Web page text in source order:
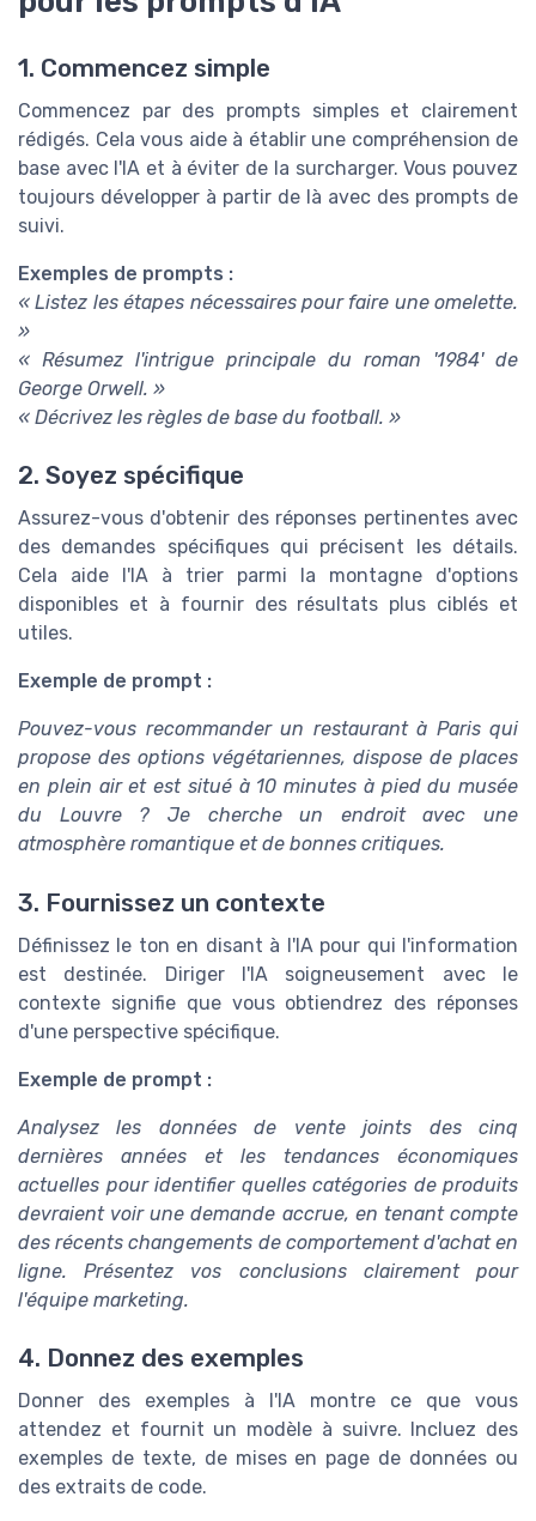
1. Commencez simple
Commencez par des prompts simples et clairement
rédigés. Cela vous aide à établir une compréhension de
base avec l'IA et à éviter de la surcharger. Vous pouvez
toujours développer à partir de là avec des prompts de
suivi.
Exemples de prompts :
« Listez les étapes nécessaires pour faire une omelette.
»
« Résumez l'intrigue principale du roman '1984' de
George Orwell. »
« Décrivez les règles de base du football. »
2. Soyez spécifique
Assurez-vous d'obtenir des réponses pertinentes avec
des demandes spécifiques qui précisent les détails.
Cela aide l'IA à trier parmi la montagne d'options
disponibles et à fournir des résultats plus ciblés et
utiles.
Exemple de prompt :
Pouvez-vous recommander un restaurant à Paris qui
propose des options végétariennes, dispose de places
en plein air et est situé à 10 minutes à pied du musée
du Louvre ? Je cherche un endroit avec une
atmosphère romantique et de bonnes critiques.
3. Fournissez un contexte
Définissez le ton en disant à l'IA pour qui l'information
est destinée. Diriger l'IA soigneusement avec le
contexte signifie que vous obtiendrez des réponses
d'une perspective spécifique.
Exemple de prompt :
Analysez les données de vente joints des cinq
dernières années et les tendances économiques
actuelles pour identifier quelles catégories de produits
devraient voir une demande accrue, en tenant compte
des récents changements de comportement d'achat en
ligne. Présentez vos conclusions clairement pour
l'équipe marketing.
4. Donnez des exemples
Donner des exemples à l'IA montre ce que vous
attendez et fournit un modèle à suivre. Incluez des
exemples de texte, de mises en page de données ou
des extraits de code.